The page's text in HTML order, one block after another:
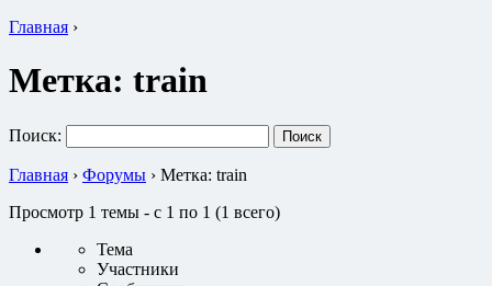
Главная ›
Метка: train
Поиск:
Главная › Форумы › Метка: train
Просмотр 1 темы - с 1 по 1 (1 всего)
Тема
Участники